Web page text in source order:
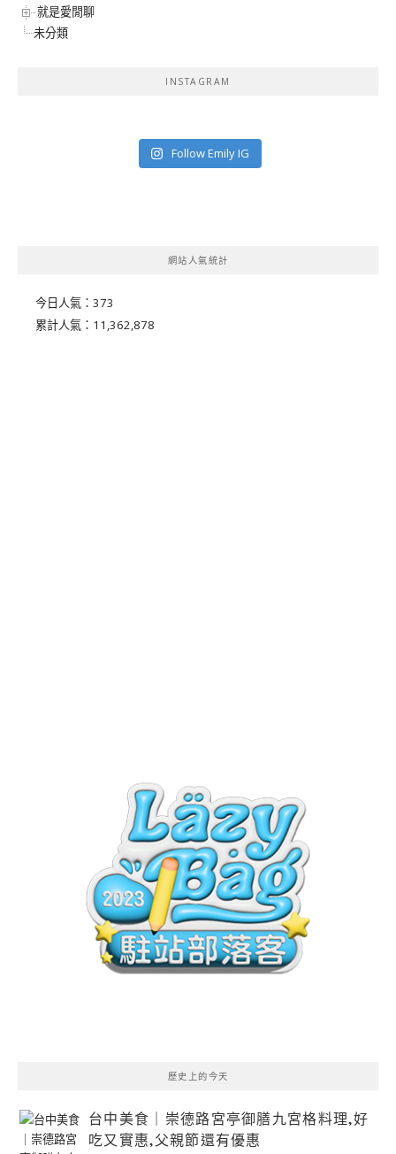
就是愛閒聊
未分類
INSTAGRAM
Follow Emily IG
網站人氣統計
今日人氣： 373
累計人氣： 11,362,878
歷史上的今天
台中美食｜崇德路宮亭御膳九宮格料理,好
吃又實惠,父親節還有優惠